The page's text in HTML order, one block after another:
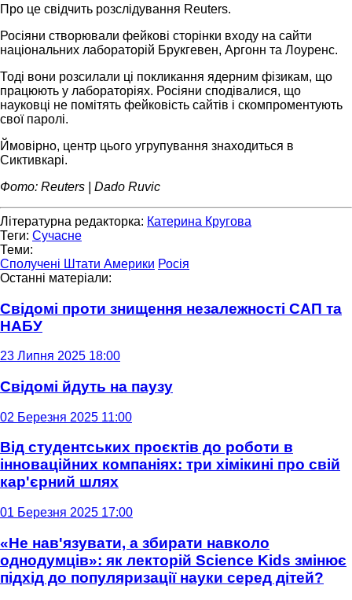
Про це свідчить розслідування Reuters.
Росіяни створювали фейкові сторінки входу на сайти
національних лабораторій Брукгевен, Аргонн та Лоуренс.
Тоді вони розсилали ці покликання ядерним фізикам, що
працюють у лабораторіях. Росіяни сподівалися, що
науковці не помітять фейковість сайтів і скомпроментують
свої паролі.
Ймовірно, центр цього угрупування знаходиться в
Сиктивкарі.
Фото: Reuters | Dado Ruvic
Літературна редакторка: Катерина Кругова
Теги: Сучасне
Теми:
Сполучені Штати Америки Росія
Останні матеріали:
Свідомі проти знищення незалежності САП та
НАБУ
23 Липня 2025 18:00
Свідомі йдуть на паузу
02 Березня 2025 11:00
Від студентських проєктів до роботи в
інноваційних компаніях: три хімікині про свій
кар'єрний шлях
01 Березня 2025 17:00
«Не нав'язувати, а збирати навколо
однодумців»: як лекторій Science Kids змінює
підхід до популяризації науки серед дітей?